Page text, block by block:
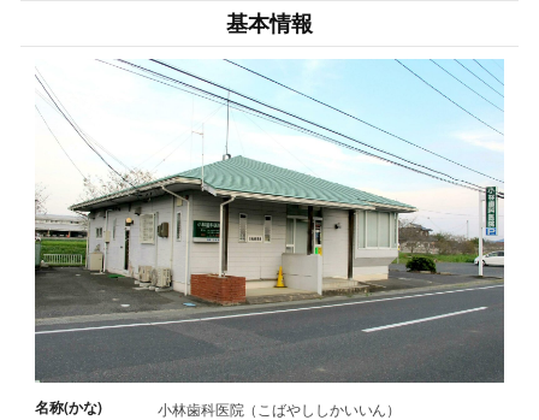
基本情報
名称(かな) 小林歯科医院（こばやししかいいん）